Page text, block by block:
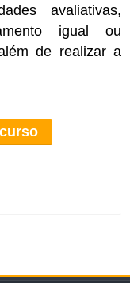
avaliativas,
igual ou
de realizar a